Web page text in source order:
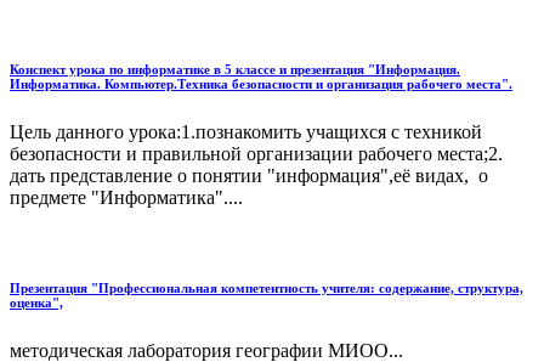
Конспект урока по информатике в 5 классе и презентация "Информация.
Информатика. Компьютер.Техника безопасности и организация рабочего места".
Цель данного урока:1.познакомить учащихся с техникой
безопасности и правильной организации рабочего места;2.
дать представление о понятии "информация",её видах, о
предмете "Информатика"....
Презентация "Профессиональная компетентность учителя: содержание, структура,
оценка",
методическая лаборатория географии МИОО...